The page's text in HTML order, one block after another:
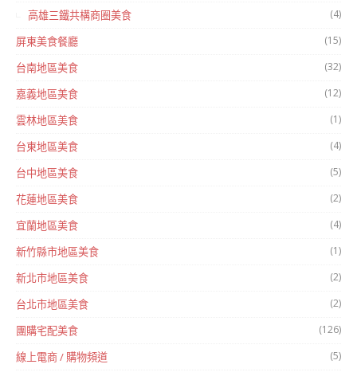
高雄三鐵共構商圈美食 (4)
屏東美食餐廳 (15)
台南地區美食 (32)
嘉義地區美食 (12)
雲林地區美食 (1)
台東地區美食 (4)
台中地區美食 (5)
花蓮地區美食 (2)
宜蘭地區美食 (4)
新竹縣市地區美食 (1)
新北市地區美食 (2)
台北市地區美食 (2)
團購宅配美食 (126)
線上電商 / 購物頻道 (5)